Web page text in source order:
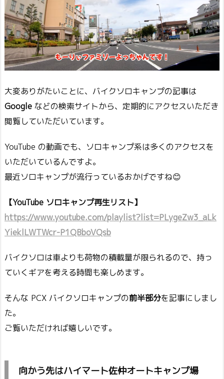
大変ありがたいことに、バイクソロキャンプの記事は
Google などの検索サイトから、定期的にアクセスいただき
閲覧していただいています。
YouTube の動画でも、ソロキャンプ系は多くのアクセスを
いただいているんですよ。
最近ソロキャンプが流行っているおかげですね😊
【YouTube ソロキャンプ再生リスト】
https://www.youtube.com/playlist?list=PLygeZw3_aLk
YieklLWTWcr-P1QBboVQsb
バイクソロは車よりも荷物の積載量が限られるので、持っ
ていくギアを考える時間も楽しめます。
そんな PCX バイクソロキャンプの前半部分を記事にしまし
た。
ご覧いただければ嬉しいです。
向かう先はハイマート佐仲オートキャンプ場